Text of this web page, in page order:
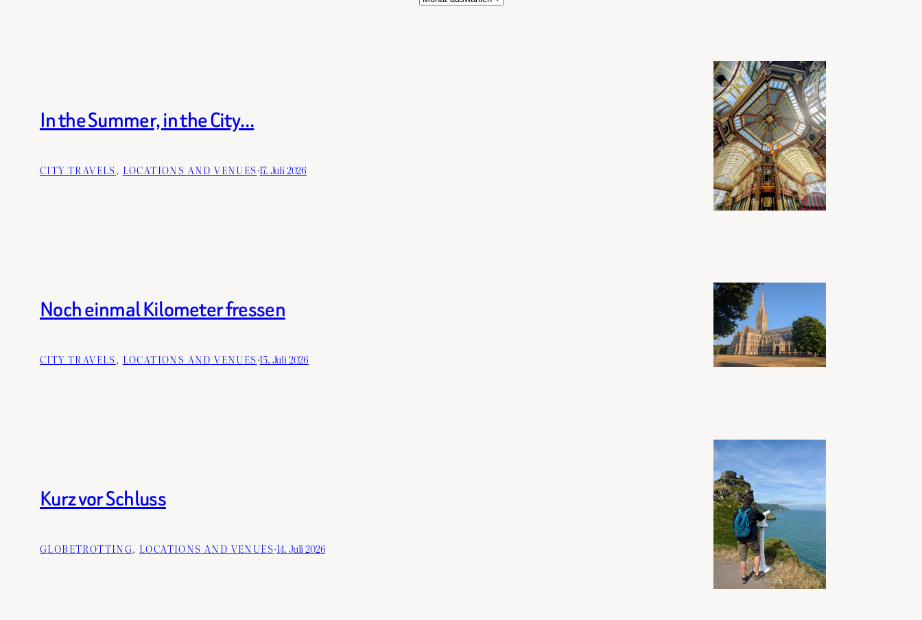
In the Summer, in the City…
CITY TRAVELS, LOCATIONS AND VENUES·17. Juli 2026
Noch einmal Kilometer fressen
CITY TRAVELS, LOCATIONS AND VENUES·15. Juli 2026
Kurz vor Schluss
GLOBETROTTING, LOCATIONS AND VENUES·14. Juli 2026